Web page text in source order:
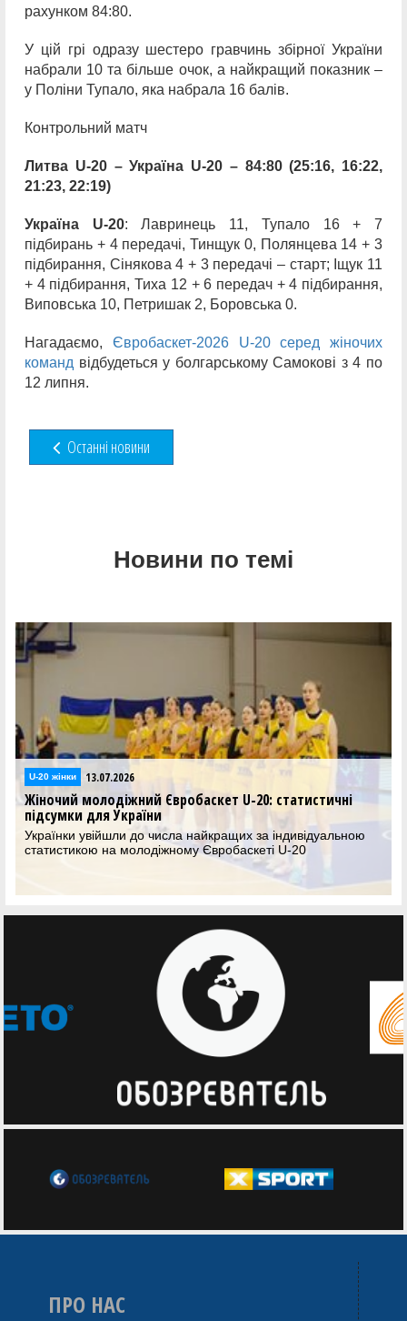
рахунком 84:80.
У цій грі одразу шестеро гравчинь збірної України
набрали 10 та більше очок, а найкращий показник –
у Поліни Тупало, яка набрала 16 балів.
Контрольний матч
Литва U-20 – Україна U-20 – 84:80 (25:16, 16:22,
21:23, 22:19)
Україна U-20: Лавринець 11, Тупало 16 + 7
підбирань + 4 передачі, Тинщук 0, Полянцева 14 + 3
підбирання, Сінякова 4 + 3 передачі – старт; Іщук 11
+ 4 підбирання, Тиха 12 + 6 передач + 4 підбирання,
Виповська 10, Петришак 2, Боровська 0.
Нагадаємо, Євробаскет-2026 U-20 серед жіночих
команд відбудеться у болгарському Самокові з 4 по
12 липня.
Останні новини
Новини по темі
Євробаскет U-20: статистичні
України
до числа найкращих за індивідуальною
молодіжному Євробаскеті U-20
U-20 жінки
Жіночий
Дивізіону В
ПРО НАС